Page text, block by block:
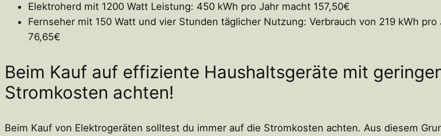
Elektroherd mit 1200 Watt Leistung: 450 kWh pro Jahr macht 157,50€
Fernseher mit 150 Watt und vier Stunden täglicher Nutzung: Verbrauch von 219 kWh pro
76,65€
Beim Kauf auf effiziente Haushaltsgeräte mit
Stromkosten achten!
Beim Kauf von Elektrogeräten solltest du immer auf die Stromkosten achten. Aus diesem